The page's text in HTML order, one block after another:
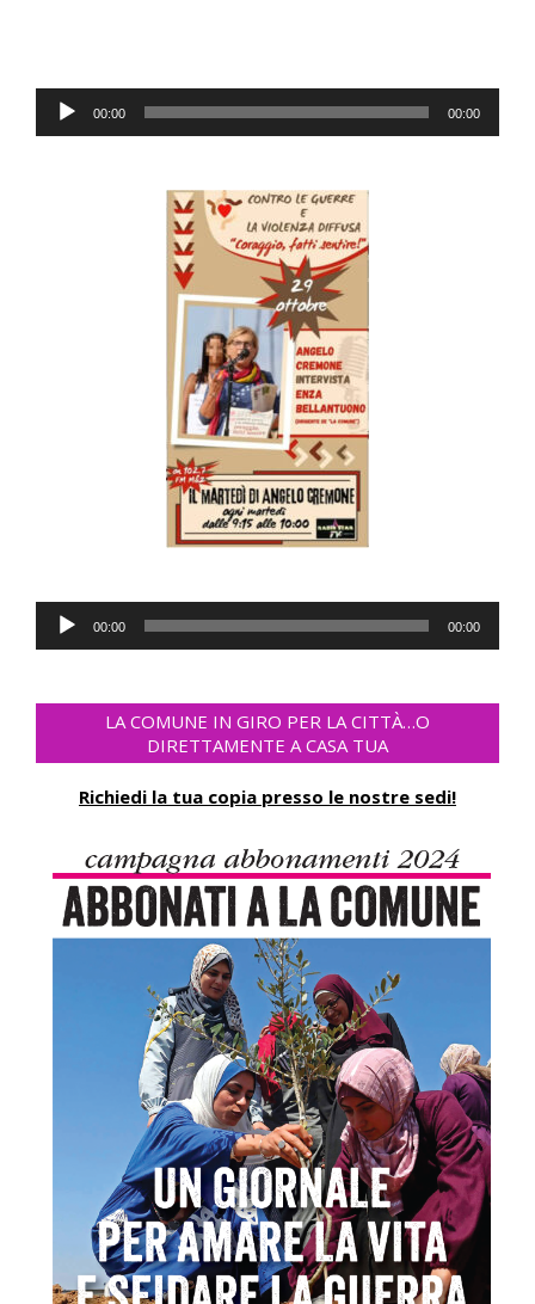
Audio
Player
00:00 00:00
Audio
Player
00:00 00:00
LA COMUNE IN GIRO PER LA CITTÀ…O
DIRETTAMENTE A CASA TUA
Richiedi la tua copia presso le nostre sedi!